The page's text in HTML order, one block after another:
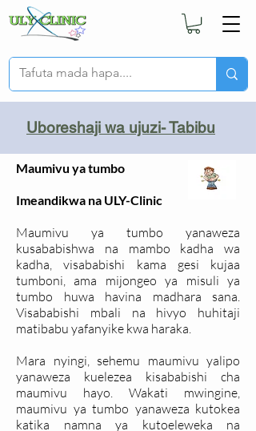
Uboreshaji wa ujuzi- Tabibu
Maumivu ya tumbo
Imeandikwa na ULY-Clinic
Maumivu ya tumbo yanaweza
kusababishwa na mambo kadha wa
kadha, visababishi kama gesi kujaa
tumboni, ama mijongeo ya misuli ya
tumbo huwa havina madhara sana.
Visababishi mbali na hivyo huhitaji
matibabu yafanyike kwa haraka.
Mara nyingi, sehemu maumivu yalipo
yanaweza kuelezea kisababishi cha
maumivu hayo. Wakati mwingine,
maumivu ya tumbo yanaweza kutokea
katika namna ya kutoeleweka na